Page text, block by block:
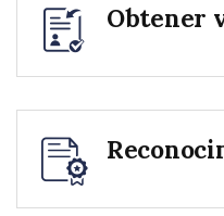
Obtener